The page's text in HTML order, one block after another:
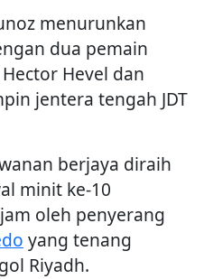
menurunkan
dua pemain
Hevel dan
jentera tengah JDT
berjaya diraih
minit ke-10
oleh penyerang
yang tenang
Riyadh.